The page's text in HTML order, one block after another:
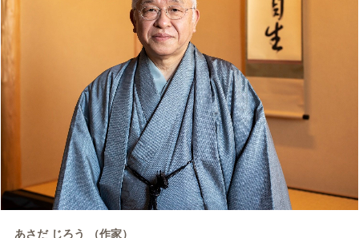
あさだ じろう （作家）